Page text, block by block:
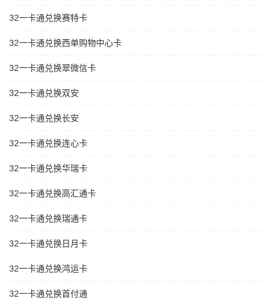
32一卡通兑换赛特卡
32一卡通兑换西单购物中心卡
32一卡通兑换翠微信卡
32一卡通兑换双安
32一卡通兑换长安
32一卡通兑换连心卡
32一卡通兑换华瑞卡
32一卡通兑换高汇通卡
32一卡通兑换瑞通卡
32一卡通兑换日月卡
32一卡通兑换鸿运卡
32一卡通兑换首付通